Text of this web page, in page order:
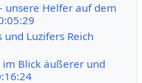
unsere Helfer auf dem
und Luzifers Reich
im Blick äußerer und